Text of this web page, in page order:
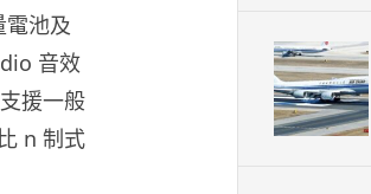
池及
音效
援一般
n 制式